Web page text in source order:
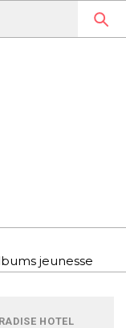
jeunesse
HOTEL